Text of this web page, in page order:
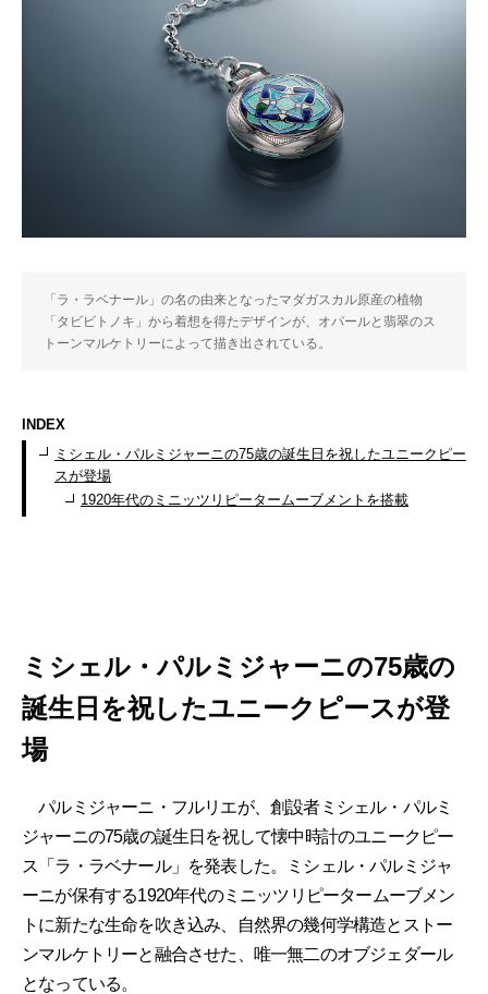
「ラ・ラベナール」の名の由来となったマダガスカル原産の植物
「タビビトノキ」から着想を得たデザインが、オパールと翡翠のス
トーンマルケトリーによって描き出されている。
INDEX
ミシェル・パルミジャーニの75歳の誕生日を祝したユニークピー
スが登場
1920年代のミニッツリピータームーブメントを搭載
ミシェル・パルミジャーニの75歳の
誕生日を祝したユニークピースが登
場
パルミジャーニ・フルリエが、創設者ミシェル・パルミ
ジャーニの75歳の誕生日を祝して懐中時計のユニークピー
ス「ラ・ラベナール」を発表した。ミシェル・パルミジャ
ーニが保有する1920年代のミニッツリピータームーブメン
トに新たな生命を吹き込み、自然界の幾何学構造とストー
ンマルケトリーと融合させた、唯一無二のオブジェダール
となっている。